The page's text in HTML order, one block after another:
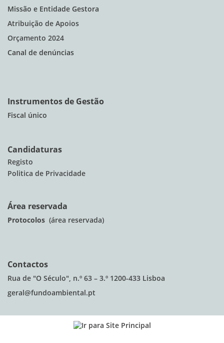
Missão e Entidade Gestora
Atribuição de Apoios
Orçamento 2024
Canal de denúncias
Instrumentos de Gestão
Fiscal único
Candidaturas
Registo
Politica de Privacidade
Área reservada
Protocolos (área reservada)
Contactos
Rua de "O Século", n.º 63 – 3.º 1200-433 Lisboa
geral@fundoambiental.pt